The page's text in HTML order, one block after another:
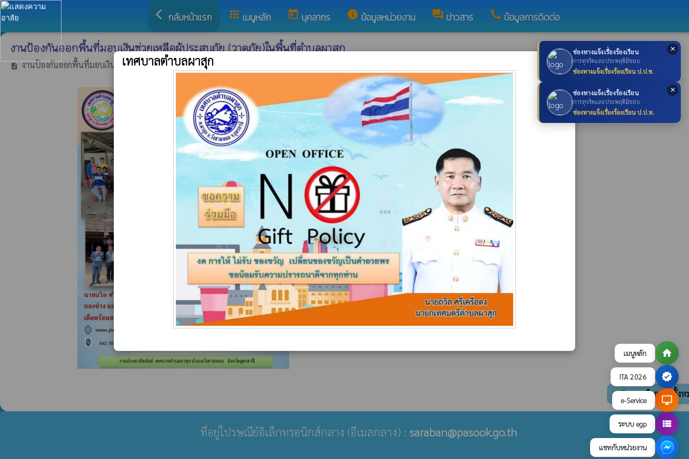
เมนูหลัก home
ITA 2026 verified
e-Service desktop_windows
ระบบ egp view_list
แชทกับหน่วยงาน
✕
ช่องทางแจ้งเรื่องร้องเรียน
การทุจริตและประพฤติมิชอบ
ช่องทางแจ้งเรื่องร้องเรียน ป.ป.ช.
✕
ช่องทางแจ้งเรื่องร้องเรียน
การทุจริตและประพฤติมิชอบ
ช่องทางแจ้งเรื่องร้องเรียน ป.ป.ท.
arrow_back_ios กลับหน้าแรก apps เมนูหลัก today บุคลากร info ข้อมูลหน่วยงาน forum ข่าวสาร call ข้อมูลการติดต่อ
งานป้องกันออกพื้นที่มอบเงินช่วยเหลือผู้ประสบภัย (วาตภัย)ในพื้นที่ตำบลผาสุก
description งานป้องกันออกพื้นที่มอบเงินช่วยเหลือผู้ประสบภัย (วาตภัย)ในพื้นที่ตำบลผาสุก
ดูภาพกิจกรรมทั้งห
ที่อยู่ไปรษณีย์อิเล็กทรอนิกส์กลาง (อีเมลกลาง) : saraban@pasook.go.th
×
เทศบาลตำบลผาสุก